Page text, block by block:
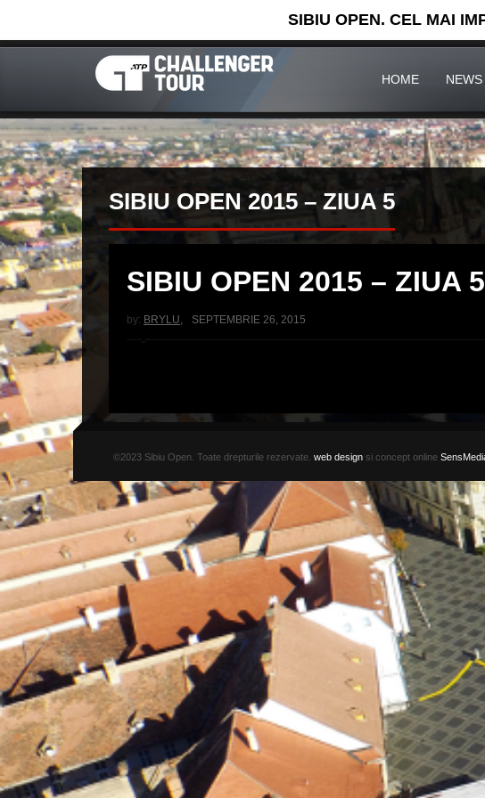
SIBIU OPEN. CEL MAI
HOME NEWS
SIBIU OPEN 2015 – ZIUA 5
SIBIU OPEN 2015 – ZIUA 5
by: BRYLU, SEPTEMBRIE 26, 2015
©2023 Sibiu Open. Toate drepturile rezervate. web design si concept online